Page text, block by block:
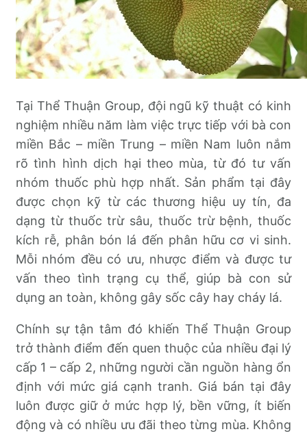
Tại Thể Thuận Group, đội ngũ kỹ thuật có kinh
nghiệm nhiều năm làm việc trực tiếp với bà con
miền Bắc – miền Trung – miền Nam luôn nắm
rõ tình hình dịch hại theo mùa, từ đó tư vấn
nhóm thuốc phù hợp nhất. Sản phẩm tại đây
được chọn kỹ từ các thương hiệu uy tín, đa
dạng từ thuốc trừ sâu, thuốc trừ bệnh, thuốc
kích rễ, phân bón lá đến phân hữu cơ vi sinh.
Mỗi nhóm đều có ưu, nhược điểm và được tư
vấn theo tình trạng cụ thể, giúp bà con sử
dụng an toàn, không gây sốc cây hay cháy lá.
Chính sự tận tâm đó khiến Thể Thuận Group
trở thành điểm đến quen thuộc của nhiều đại lý
cấp 1 – cấp 2, những người cần nguồn hàng ổn
định với mức giá cạnh tranh. Giá bán tại đây
luôn được giữ ở mức hợp lý, bền vững, ít biến
động và có nhiều ưu đãi theo từng mùa. Không